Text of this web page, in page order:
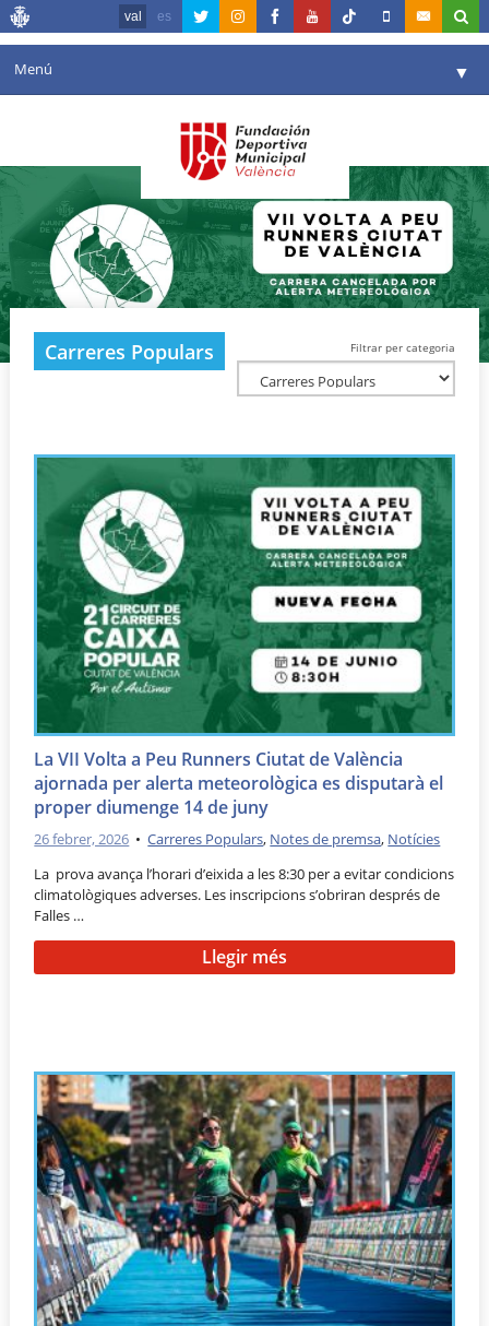
val es
Menú ▼
Agenda
Instal·lacions ▼
Comunicació ▼
València en esport
Portal de Transparència
Carreres Populars Filtrar per categoria
La VII Volta a Peu Runners Ciutat de València
ajornada per alerta meteorològica es disputarà el
proper diumenge 14 de juny
26 febrer, 2026 •Carreres Populars, Notes de premsa, Notícies
La prova avança l’horari d’eixida a les 8:30 per a evitar condicions
climatològiques adverses. Les inscripcions s’obriran després de
Falles …
Llegir més